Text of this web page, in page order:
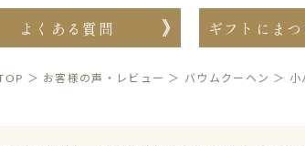
よくある質問 ギフトにま
＞ お客様の声・レビュー ＞ バウムクーヘン ＞ 小